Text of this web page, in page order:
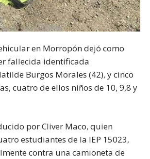
en Morropón dejó como
fallecida identificada
Burgos Morales (42), y cinco
cuatro de ellos niños de 10, 9,8 y
por Cliver Maco, quien
estudiantes de la IEP 15023,
contra una camioneta de